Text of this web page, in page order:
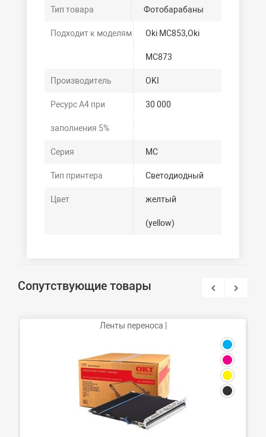
Тип товара Фотобарабаны
Подходит к моделям Oki MC853,Oki
MC873
Производитель OKI
Ресурс А4 при
заполнения 5%
30 000
Серия MC
Тип принтера Светодиодный
Цвет желтый
(yellow)
Сопутствующие товары
Ленты переноса |